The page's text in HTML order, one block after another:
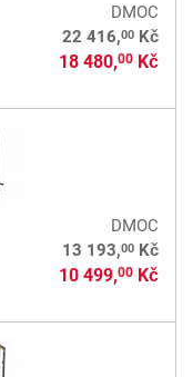
DMOC
22 416,00Kč
18 480,00Kč
DMOC
13 193,00Kč
10 499,00Kč